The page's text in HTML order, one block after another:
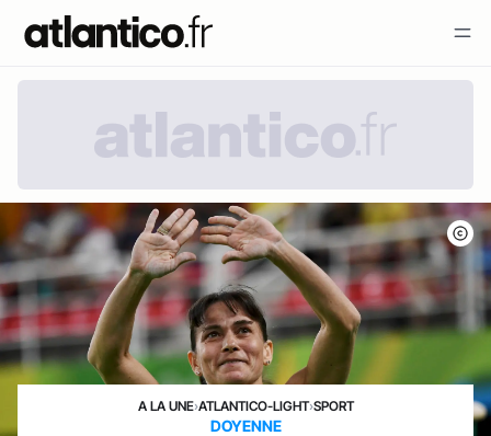
A LA UNE›ATLANTICO-LIGHT›SPORT
DOYENNE